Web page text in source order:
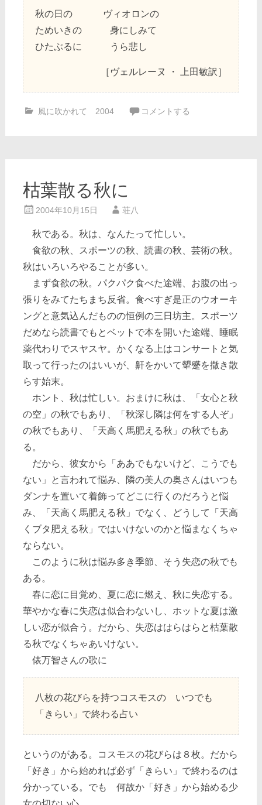
秋の日の ヴィオロンの
ためいきの 身にしみて
ひたぶるに うら悲し
［ヴェルレーヌ ・ 上田敏訳］
風に吹かれて 2004 コメントする
枯葉散る秋に
2004年10月15日 荘八
秋である。秋は、なんたって忙しい。
食欲の秋、スポーツの秋、読書の秋、芸術の秋。
秋はいろいろやることが多い。
まず食欲の秋。パクパク食べた途端、お腹の出っ
張りをみてたちまち反省。食べすぎ是正のウオーキ
ングと意気込んだものの恒例の三日坊主。スポーツ
だめなら読書でもとベットで本を開いた途端、睡眠
薬代わりでスヤスヤ。かくなる上はコンサートと気
取って行ったのはいいが、鼾をかいて顰蹙を撒き散
らす始末。
ホント、秋は忙しい。おまけに秋は、「女心と秋
の空」の秋でもあり、「秋深し隣は何をする人ぞ」
の秋でもあり、「天高く馬肥える秋」の秋でもあ
る。
だから、彼女から「ああでもないけど、こうでも
ない」と言われて悩み、隣の美人の奥さんはいつも
ダンナを置いて着飾ってどこに行くのだろうと悩
み、「天高く馬肥える秋」でなく、どうして「天高
くブタ肥える秋」ではいけないのかと悩まなくちゃ
ならない。
このように秋は悩み多き季節、そう失恋の秋でも
ある。
春に恋に目覚め、夏に恋に燃え、秋に失恋する。
華やかな春に失恋は似合わないし、ホットな夏は激
しい恋が似合う。だから、失恋ははらはらと枯葉散
る秋でなくちゃあいけない。
俵万智さんの歌に
八枚の花びらを持つコスモスの いつでも
「きらい」で終わる占い
というのがある。コスモスの花びらは８枚。だから
「好き」から始めれば必ず「きらい」で終わるのは
分かっている。でも 何故か「好き」から始める少